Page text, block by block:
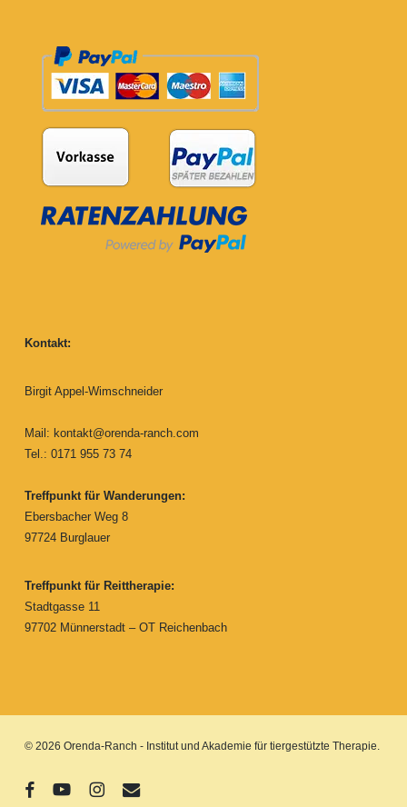
Kontakt:
Birgit Appel-Wimschneider
Mail: kontakt@orenda-ranch.com
Tel.: 0171 955 73 74
Treffpunkt für Wanderungen:
Ebersbacher Weg 8
97724 Burglauer
Treffpunkt für Reittherapie:
Stadtgasse 11
97702 Münnerstadt – OT Reichenbach
© 2026 Orenda-Ranch - Institut und Akademie für tiergestützte Therapie.
facebookyoutubeinstagram
email